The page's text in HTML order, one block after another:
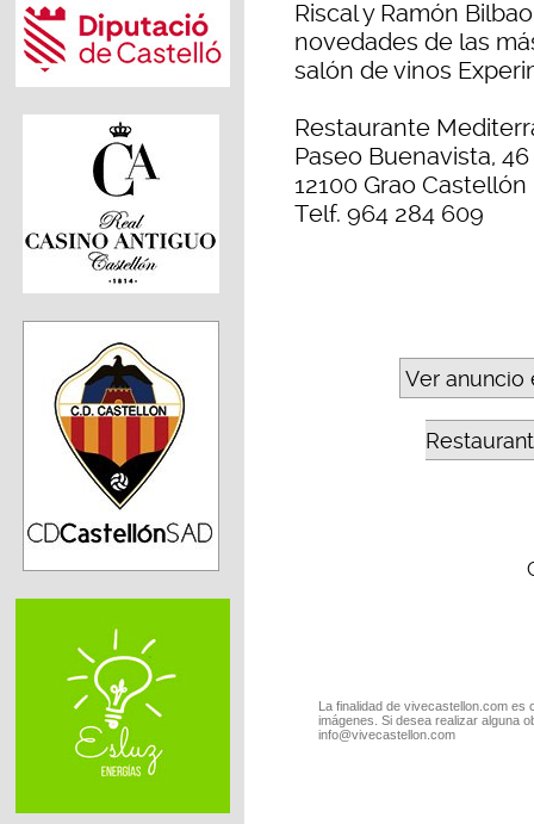
Riscal y Ramón
novedades de las
salón de vinos
Restaurante
Paseo Buenavista,
12100 Grao Castellón
Telf. 964 284 609
Ver anuncio
La finalidad de vivecastellon.com
imágenes. Si desea realizar alguna
info@vivecastellon.com